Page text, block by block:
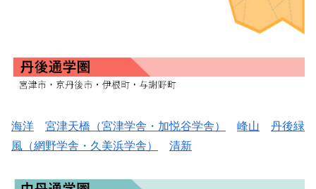
海洋 宮津天橋（宮津学舎・加悦谷学舎） 峰山
丹後緑
風（網野学舎・久美浜学舎）
清新